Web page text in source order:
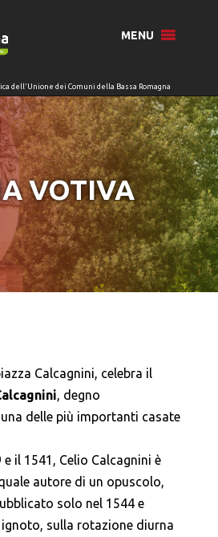
MENU
VOTIVA
Calcagnini, celebra il
, degno
delle più importanti casate
il 1541, Celio Calcagnini è
autore di un opuscolo,
solo nel 1544 e
sulla rotazione diurna